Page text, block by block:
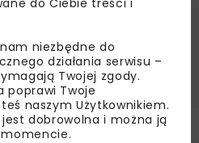
z o.o.
MOSTOSTAL WARSZAWA
niezbędne do
działania serwisu –
Twojej zgody.
poprawi Twoje
naszym Użytkownikiem.
dobrowolna i można ją